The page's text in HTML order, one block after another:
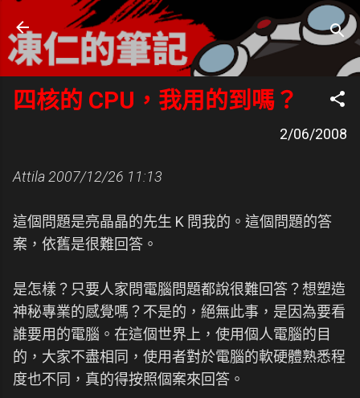
跳到主要內容
凍仁的筆記
- https://note.drx.tw
四核的 CPU，我用的到嗎？
2/06/2008
Attila 2007/12/26 11:13
這個問題是亮晶晶的先生 K 問我的。這個問題的答
案，依舊是很難回答。
是怎樣？只要人家問電腦問題都說很難回答？想塑造
神秘專業的感覺嗎？不是的，絕無此事，是因為要看
誰要用的電腦。在這個世界上，使用個人電腦的目
的，大家不盡相同，使用者對於電腦的軟硬體熟悉程
度也不同，真的得按照個案來回答。